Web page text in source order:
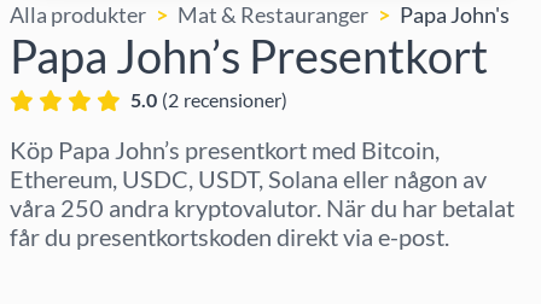
Alla produkter Mat & Restauranger Papa John's
Papa John’s Presentkort
5.0 (2 recensioner)
Köp Papa John’s presentkort med Bitcoin,
Ethereum, USDC, USDT, Solana eller någon av
våra 250 andra kryptovalutor. När du har betalat
får du presentkortskoden direkt via e-post.